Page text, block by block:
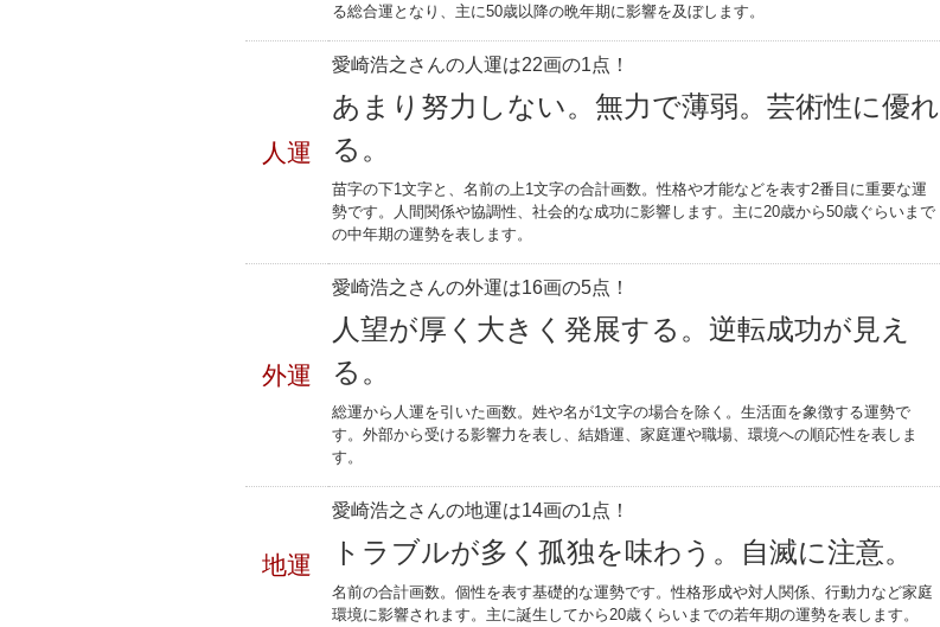
る総合運となり、主に50歳以降の晩年期に影響を及ぼします。
人運
愛崎浩之さんの人運は22画の1点！
あまり努力しない。無力で薄弱。芸術性に優れ
る。
苗字の下1文字と、名前の上1文字の合計画数。性格や才能などを表す2番目に重要な運
勢です。人間関係や協調性、社会的な成功に影響します。主に20歳から50歳ぐらいまで
の中年期の運勢を表します。
外運
愛崎浩之さんの外運は16画の5点！
人望が厚く大きく発展する。逆転成功が見え
る。
総運から人運を引いた画数。姓や名が1文字の場合を除く。生活面を象徴する運勢で
す。外部から受ける影響力を表し、結婚運、家庭運や職場、環境への順応性を表しま
す。
地運
愛崎浩之さんの地運は14画の1点！
トラブルが多く孤独を味わう。自滅に注意。
名前の合計画数。個性を表す基礎的な運勢です。性格形成や対人関係、行動力など家庭
環境に影響されます。主に誕生してから20歳くらいまでの若年期の運勢を表します。